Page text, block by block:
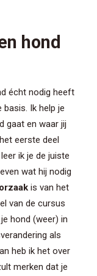
hond
écht nodig heeft
basis. Ik help je
gaat en waar jij
eerste deel
ik je de juiste
wat hij nodig
is van het
van de cursus
hond (weer) in
als
heb ik het over
merken dat je